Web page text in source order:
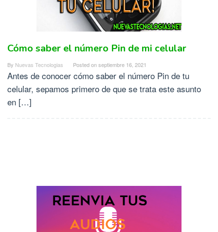
Cómo saber el número Pin de mi celular
By Nuevas Tecnologias Posted onseptiembre 16, 2021
Antes de conocer cómo saber el número Pin de tu
celular, sepamos primero de que se trata este asunto
en […]